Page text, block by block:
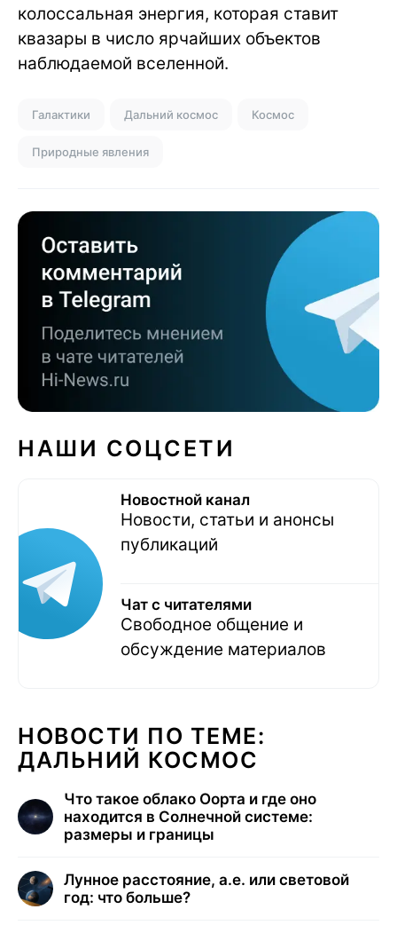
колоссальная энергия, которая ставит
квазары в число ярчайших объектов
наблюдаемой вселенной.
Галактики Дальний космос Космос
Природные явления
НАШИ СОЦСЕТИ
Новостной канал
Новости, статьи и анонсы
публикаций
Чат с читателями
Свободное общение и
обсуждение материалов
НОВОСТИ ПО ТЕМЕ:
ДАЛЬНИЙ КОСМОС
Что такое облако Оорта и где оно
находится в Солнечной системе:
размеры и границы
Лунное расстояние, а.е. или световой
год: что больше?